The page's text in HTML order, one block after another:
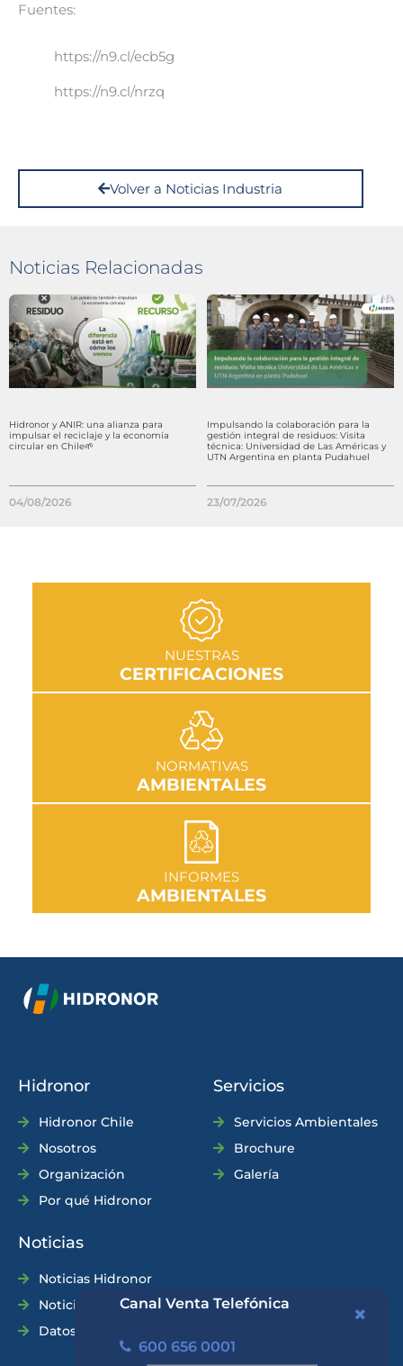
Canal Venta Telefónica
600 656 0001
Fuentes:
https://n9.cl/ecb5g
https://n9.cl/nrzq
Volver a Noticias Industria
Noticias Relacionadas
Hidronor y ANIR: una alianza para
impulsar el reciclaje y la economía
circular en Chile🌱
04/08/2026
Impulsando la colaboración para la
gestión integral de residuos: Visita
técnica: Universidad de Las Américas y
UTN Argentina en planta Pudahuel
23/07/2026
NUESTRAS
CERTIFICACIONES
IR A SECCIÓN
NORMATIVAS
AMBIENTALES
IR A SECCIÓN
INFORMES
AMBIENTALES
IR A SECCIÓN
Hidronor
Hidronor Chile
Nosotros
Organización
Por qué Hidronor
Servicios
Servicios Ambientales
Brochure
Galería
Noticias
Noticias Hidronor
Noticias Industria
Datos Prácticos